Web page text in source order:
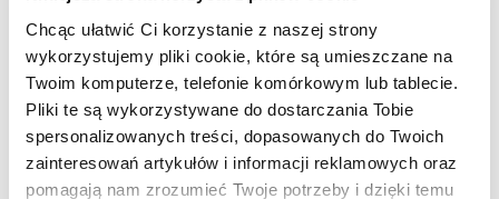
Chcąc ułatwić Ci korzystanie z naszej strony
wykorzystujemy pliki cookie, które są umieszczane na
Twoim komputerze, telefonie komórkowym lub tablecie.
Pliki te są wykorzystywane do dostarczania Tobie
spersonalizowanych treści, dopasowanych do Twoich
zainteresowań artykułów i informacji reklamowych oraz
pomagają nam zrozumieć Twoje potrzeby i dzięki temu
MAREK DERYŁO- AUTOR ARTYKUŁU - PROFIL
Dziennikarz
Dziennikarz sportowy, w ostatnich latach
korespondent „Gazety Wyborczej” m.in. z
Wimbledonu i kortów Rolanda Garrosa. Miłośnik
historii oraz – zgodnie z wykształceniem – świata